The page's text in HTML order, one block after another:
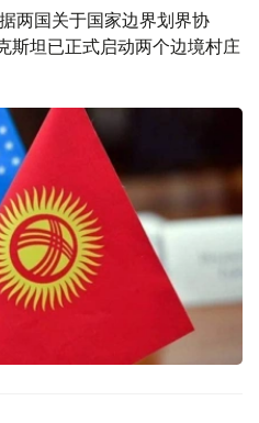
两国关于国家边界划界协
斯坦已正式启动两个边境村庄